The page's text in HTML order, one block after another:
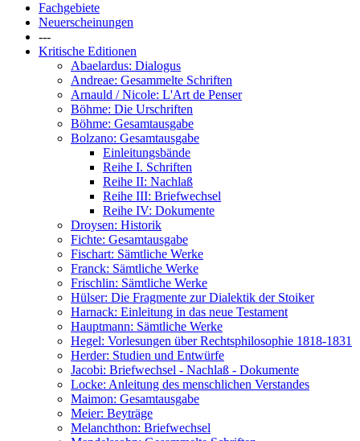
Fachgebiete
Neuerscheinungen
---
Kritische Editionen
Abaelardus: Dialogus
Andreae: Gesammelte Schriften
Arnauld / Nicole: L'Art de Penser
Böhme: Die Urschriften
Böhme: Gesamtausgabe
Bolzano: Gesamtausgabe
Einleitungsbände
Reihe I. Schriften
Reihe II: Nachlaß
Reihe III: Briefwechsel
Reihe IV: Dokumente
Droysen: Historik
Fichte: Gesamtausgabe
Fischart: Sämtliche Werke
Franck: Sämtliche Werke
Frischlin: Sämtliche Werke
Hülser: Die Fragmente zur Dialektik der Stoiker
Harnack: Einleitung in das neue Testament
Hauptmann: Sämtliche Werke
Hegel: Vorlesungen über Rechtsphilosophie 1818-1831
Herder: Studien und Entwürfe
Jacobi: Briefwechsel - Nachlaß - Dokumente
Locke: Anleitung des menschlichen Verstandes
Maimon: Gesamtausgabe
Meier: Beyträge
Melanchthon: Briefwechsel